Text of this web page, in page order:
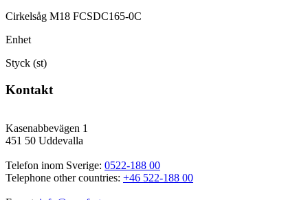
Cirkelsåg M18 FCSDC165-0C
Enhet
Styck (st)
Kontakt
Kasenabbevägen 1
451 50 Uddevalla
Telefon inom Sverige: 0522-188 00
Telephone other countries: +46 522-188 00